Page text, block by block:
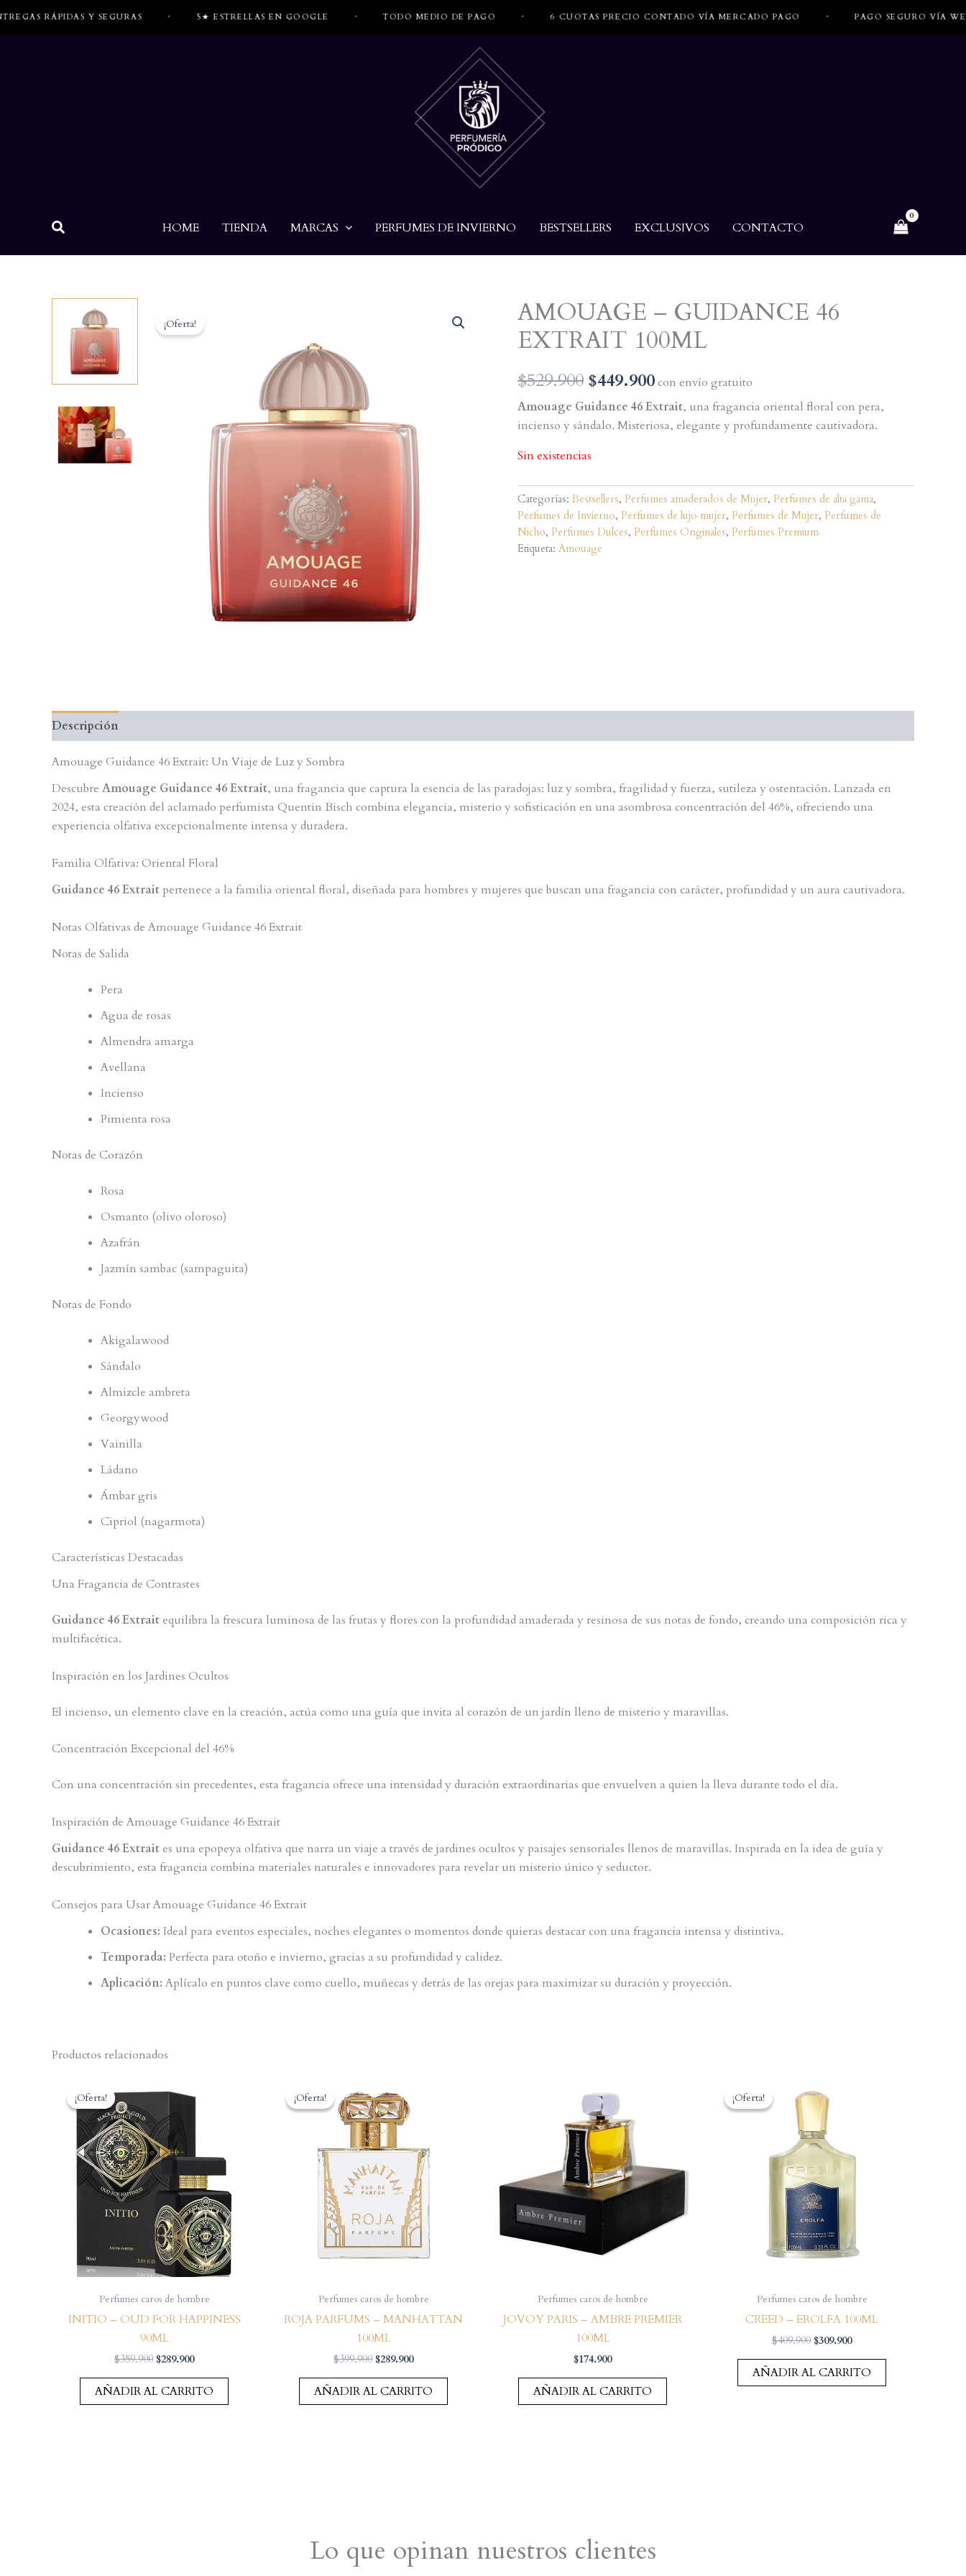
RÁPIDAS Y SEGURAS • 5★ ESTRELLAS EN GOOGLE TODO MEDIO DE PAGO 6 CUOTAS PRECIO CONTADO VÍA MERCADO PAGO PAGO SEGURO VÍA WEBPAY
HOME TIENDA MARCAS PERFUMES DE INVIERNO BESTSELLERS EXCLUSIVOS CONTACTO
¡Oferta!
AMOUAGE – GUIDANCE 46
EXTRAIT 100ML
$529.900 El
precio
original
era:
$529.900.
$449.900El
precio
actual
$449.900.
con envío gratuito
Amouage Guidance 46 Extrait, una fragancia oriental floral con pera,
incienso y sándalo. Misteriosa, elegante y profundamente cautivadora.
Sin existencias
Categorías: Bestsellers, Perfumes amaderados de Mujer, Perfumes de alta gama,
Perfumes de Invierno, Perfumes de lujo mujer, Perfumes de Mujer, Perfumes de
Nicho, Perfumes Dulces, Perfumes Originales, Perfumes Premium
Etiqueta: Amouage
Descripción
Amouage Guidance 46 Extrait: Un Viaje de Luz y Sombra
Descubre Amouage Guidance 46 Extrait, una fragancia que captura la esencia de las paradojas: luz y sombra, fragilidad y fuerza, sutileza y ostentación. Lanzada en
2024, esta creación del aclamado perfumista Quentin Bisch combina elegancia, misterio y sofisticación en una asombrosa concentración del 46%, ofreciendo una
experiencia olfativa excepcionalmente intensa y duradera.
Familia Olfativa: Oriental Floral
Guidance 46 Extrait pertenece a la familia oriental floral, diseñada para hombres y mujeres que buscan una fragancia con carácter, profundidad y un aura cautivadora.
Notas Olfativas de Amouage Guidance 46 Extrait
Notas de Salida
Pera
Agua de rosas
Almendra amarga
Avellana
Incienso
Pimienta rosa
Notas de Corazón
Rosa
Osmanto (olivo oloroso)
Azafrán
Jazmín sambac (sampaguita)
Notas de Fondo
Akigalawood
Sándalo
Almizcle ambreta
Georgywood
Vainilla
Ládano
Ámbar gris
Cipriol (nagarmota)
Características Destacadas
Una Fragancia de Contrastes
Guidance 46 Extraitequilibra la frescura luminosa de las frutas y flores con la profundidad amaderada y resinosa de sus notas de fondo, creando una composición rica y
multifacética.
Inspiración en los Jardines Ocultos
El incienso, un elemento clave en la creación, actúa como una guía que invita al corazón de un jardín lleno de misterio y maravillas.
Concentración Excepcional del 46%
Con una concentración sin precedentes, esta fragancia ofrece una intensidad y duración extraordinarias que envuelven a quien la lleva durante todo el día.
Inspiración de Amouage Guidance 46 Extrait
Guidance 46 Extraites una epopeya olfativa que narra un viaje a través de jardines ocultos y paisajes sensoriales llenos de maravillas. Inspirada en la idea de guía y
descubrimiento, esta fragancia combina materiales naturales e innovadores para revelar un misterio único y seductor.
Consejos para Usar Amouage Guidance 46 Extrait
Ocasiones: Ideal para eventos especiales, noches elegantes o momentos donde quieras destacar con una fragancia intensa y distintiva.
Temporada: Perfecta para otoño e invierno, gracias a su profundidad y calidez.
Aplicación: Aplícalo en puntos clave como cuello, muñecas y detrás de las orejas para maximizar su duración y proyección.
Productos relacionados
¡Oferta!
¡Oferta!
Perfumes caros de hombre
INITIO – OUD FOR HAPPINESS
90ML
$359.900 El
original
era:
$289.900El
actual
es:
AÑADIR AL CARRITO
¡Oferta!
¡Oferta!
Perfumes caros de hombre
ROJA PARFUMS – MANHATTAN
100ML
$399.900 El
original
era:
$289.900El
actual
es:
AÑADIR AL CARRITO
Perfumes caros de hombre
JOVOY PARIS – AMBRE PREMIER
100ML
$174.900
AÑADIR AL CARRITO
¡Oferta!
¡Oferta!
Perfumes caros de hombre
CREED – EROLFA 100ML
$409.900 El
original
era:
$309.900El
actual
es:
AÑADIR AL CARRITO
Lo que opinan nuestros clientes